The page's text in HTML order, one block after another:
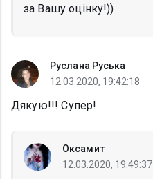
за Вашу оцінку!))
Руслана Руська
12.03.2020, 19:42:18
Дякую!!! Супер!
Оксамит
12.03.2020, 19:49:37